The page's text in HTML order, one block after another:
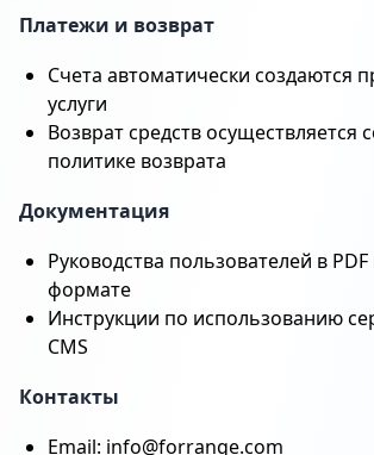
Платежи и возврат
Счета автоматически создаются
услуги
Возврат средств осуществляется
политике возврата
Документация
Руководства пользователей в
формате
Инструкции по использованию
CMS
Контакты
Email: info@forrange.com